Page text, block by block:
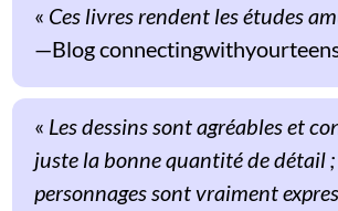
« Ces livres rendent les études
Blog
« Les dessins sont agréables et
juste la bonne quantité de détail ;
personnages sont vraiment